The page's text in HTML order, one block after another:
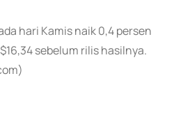
hari Kamis naik 0,4 persen
sebelum rilis hasilnya.